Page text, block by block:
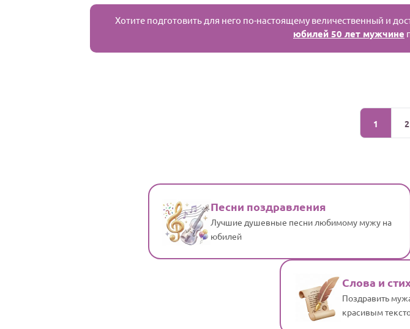
Хотите подготовить для него по-настоящему величественный и
юбилей 50 лет мужчине
1 2
Песни поздравления
Лучшие душевные песни любимому мужу на
юбилей
Слова и
Поздравить
красивым